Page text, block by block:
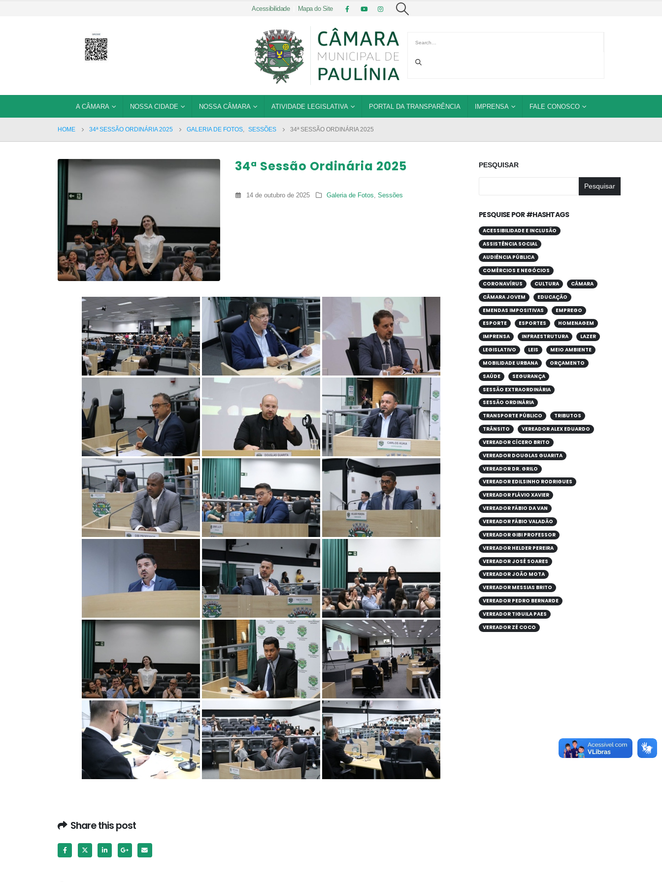
Acessibilidade| Mapa do Site
A CÂMARA NOSSA CIDADE NOSSA CÂMARA ATIVIDADE LEGISLATIVA PORTAL DA TRANSPARÊNCIA IMPRENSA FALE CONOSCO
HOME 34ª SESSÃO ORDINÁRIA 2025 GALERIA DE FOTOS, SESSÕES 34ª SESSÃO ORDINÁRIA 2025
34ª Sessão Ordinária 2025
14 de outubro de 2025 Galeria de Fotos,Sessões
Share this post
PESQUISAR
Pesquisar
PESQUISE POR #HASHTAGS
ACESSIBILIDADE E INCLUSÃO
ASSISTÊNCIA SOCIAL
AUDIÊNCIA PÚBLICA
COMÉRCIOS E NEGÓCIOS
CORONAVÍRUS
CULTURA
CÂMARA
CÂMARA JOVEM
EDUCAÇÃO
EMENDAS IMPOSITIVAS
EMPREGO
ESPORTE
ESPORTES
HOMENAGEM
IMPRENSA
INFRAESTRUTURA
LAZER
LEGISLATIVO
LEIS
MEIO AMBIENTE
MOBILIDADE URBANA
ORÇAMENTO
SAÚDE
SEGURANÇA
SESSÃO EXTRAORDINÁRIA
SESSÃO ORDINÁRIA
TRANSPORTE PÚBLICO
TRIBUTOS
TRÂNSITO
VEREADOR ALEX EDUARDO
VEREADOR CÍCERO BRITO
VEREADOR DOUGLAS GUARITA
VEREADOR DR. GRILO
VEREADOR EDILSINHO RODRIGUES
VEREADOR FLÁVIO XAVIER
VEREADOR FÁBIO DA VAN
VEREADOR FÁBIO VALADÃO
VEREADOR GIBI PROFESSOR
VEREADOR HELDER PEREIRA
VEREADOR JOSÉ SOARES
VEREADOR JOÃO MOTA
VEREADOR MESSIAS BRITO
VEREADOR PEDRO BERNARDE
VEREADOR TIGUILA PAES
VEREADOR ZÉ COCO